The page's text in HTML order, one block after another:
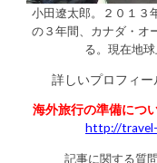
小田遼太郎。２０１３
の３年間、カナダ・オ
る。現在地球
詳しいプロフィ
海外旅行の準備につ
http://travel-
記事に関する質